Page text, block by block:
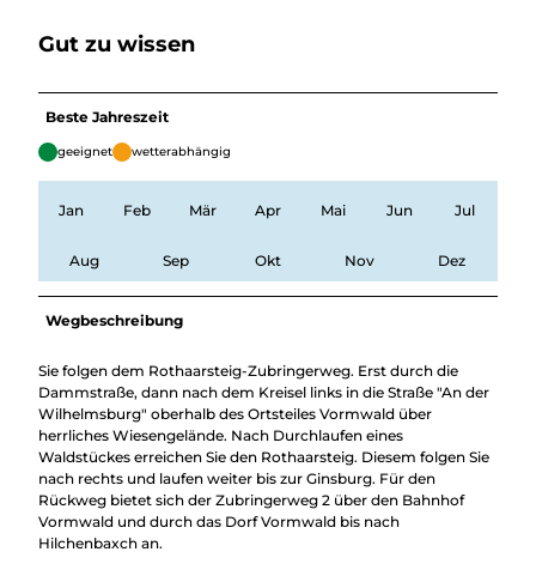
Gut zu wissen
Beste Jahreszeit
geeignet wetterabhängig
Jan Feb Mär Apr Mai Jun Jul
Aug Sep Okt Nov Dez
Wegbeschreibung
Sie folgen dem Rothaarsteig-Zubringerweg. Erst durch die
Dammstraße, dann nach dem Kreisel links in die Straße "An der
Wilhelmsburg" oberhalb des Ortsteiles Vormwald über
herrliches Wiesengelände. Nach Durchlaufen eines
Waldstückes erreichen Sie den Rothaarsteig. Diesem folgen Sie
nach rechts und laufen weiter bis zur Ginsburg. Für den
Rückweg bietet sich der Zubringerweg 2 über den Bahnhof
Vormwald und durch das Dorf Vormwald bis nach
Hilchenbaxch an.